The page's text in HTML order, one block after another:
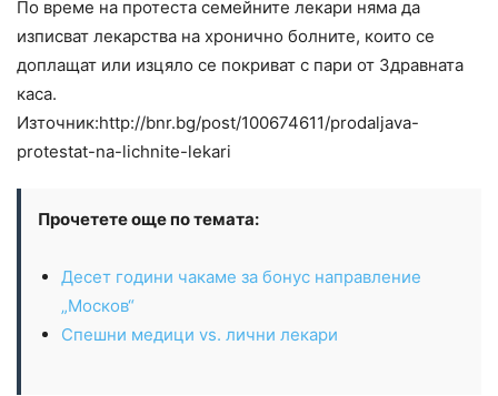
По време на протеста семейните лекари няма да
изписват лекарства на хронично болните, които се
доплащат или изцяло се покриват с пари от Здравната
каса.
Източник:http://bnr.bg/post/100674611/prodaljava-
protestat-na-lichnite-lekari
Прочетете още по темата:
Десет години чакаме за бонус направление
„Москов“
Спешни медици vs. лични лекари